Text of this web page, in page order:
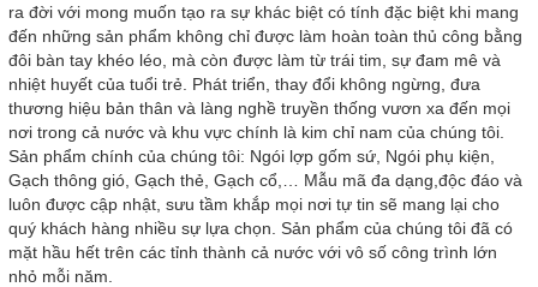
ra đời với mong muốn tạo ra sự khác biệt có tính đặc biệt khi mang
đến những sản phẩm không chỉ được làm hoàn toàn thủ công bằng
đôi bàn tay khéo léo, mà còn được làm từ trái tim, sự đam mê và
nhiệt huyết của tuổi trẻ. Phát triển, thay đổi không ngừng, đưa
thương hiệu bản thân và làng nghề truyền thống vươn xa đến mọi
nơi trong cả nước và khu vực chính là kim chỉ nam của chúng tôi.
Sản phẩm chính của chúng tôi: Ngói lợp gốm sứ, Ngói phụ kiện,
Gạch thông gió, Gạch thẻ, Gạch cổ,… Mẫu mã đa dạng,độc đáo và
luôn được cập nhật, sưu tầm khắp mọi nơi tự tin sẽ mang lại cho
quý khách hàng nhiều sự lựa chọn. Sản phẩm của chúng tôi đã có
mặt hầu hết trên các tỉnh thành cả nước với vô số công trình lớn
nhỏ mỗi năm.